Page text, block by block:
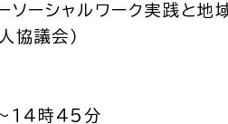
ソーシャルワーク実践と地
協議会）
１４時４５分